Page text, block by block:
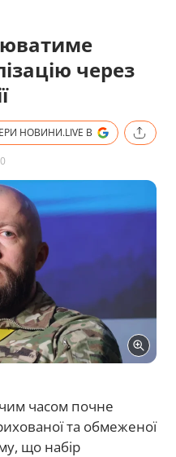
через
НОВИНИ.LIVE В
часом почне
та обмеженої
що набір